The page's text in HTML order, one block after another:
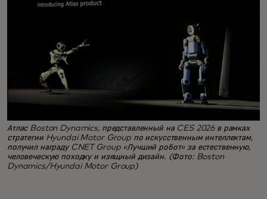
Атлас Boston Dynamics, представленный на CES 2026 в рамках
стратегии Hyundai Motor Group по искусственным интеллектам,
получил награду CNET Group «Лучший робот» за естественную,
человеческую походку и изящный дизайн. (Фото: Boston
Dynamics/Hyundai Motor Group)